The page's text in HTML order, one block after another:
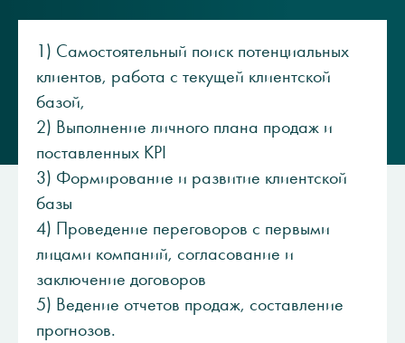
1) Самостоятельный поиск потенциальных
клиентов, работа с текущей клиентской
базой,
2) Выполнение личного плана продаж и
поставленных KPI
3) Формирование и развитие клиентской
базы
4) Проведение переговоров с первыми
лицами компаний, согласование и
заключение договоров
5) Ведение отчетов продаж, составление
прогнозов.